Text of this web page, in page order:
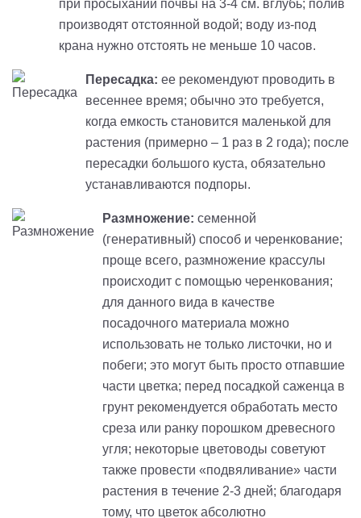
при просыхании почвы на 3-4 см. вглубь; полив
производят отстоянной водой; воду из-под
крана нужно отстоять не меньше 10 часов.
Пересадка: ее рекомендуют проводить в
весеннее время; обычно это требуется,
когда емкость становится маленькой для
растения (примерно – 1 раз в 2 года); после
пересадки большого куста, обязательно
устанавливаются подпоры.
Размножение: семенной
(генеративный) способ и черенкование;
проще всего, размножение крассулы
происходит с помощью черенкования;
для данного вида в качестве
посадочного материала можно
использовать не только листочки, но и
побеги; это могут быть просто отпавшие
части цветка; перед посадкой саженца в
грунт рекомендуется обработать место
среза или ранку порошком древесного
угля; некоторые цветоводы советуют
также провести «подвяливание» части
растения в течение 2-3 дней; благодаря
тому, что цветок абсолютно